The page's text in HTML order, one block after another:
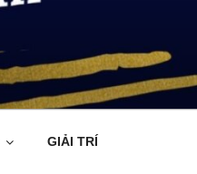
GIẢI TRÍ